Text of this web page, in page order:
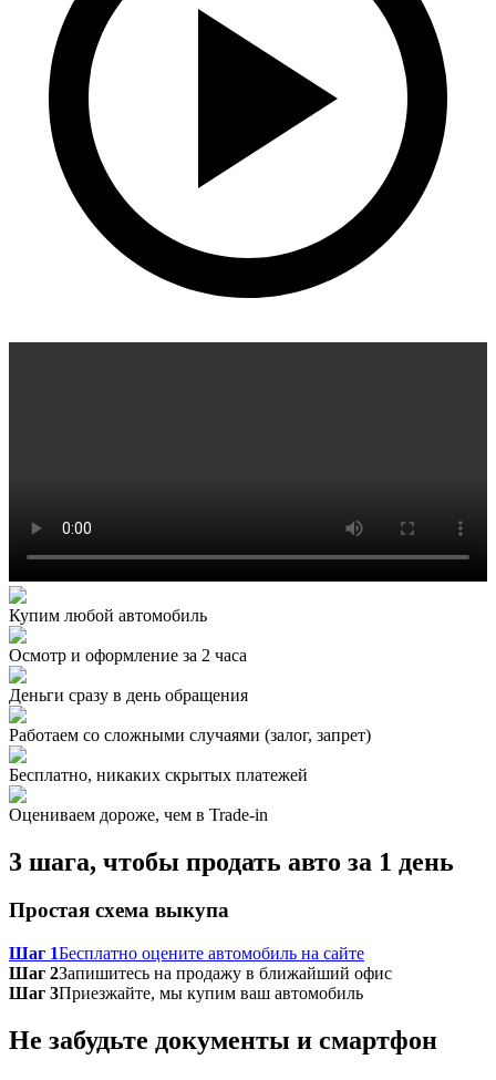
Купим любой автомобиль
Осмотр и оформление за 2 часа
Деньги сразу в день обращения
Работаем со сложными случаями (залог, запрет)
Бесплатно, никаких скрытых платежей
Оцениваем дороже, чем в Trade‑in
3 шага, чтобы продать авто за 1 день
Простая схема выкупа
Шаг 1Бесплатно оцените автомобиль на сайте
Шаг 2Запишитесь на продажу в ближайший офис
Шаг 3Приезжайте, мы купим ваш автомобиль
Не забудьте документы и смартфон